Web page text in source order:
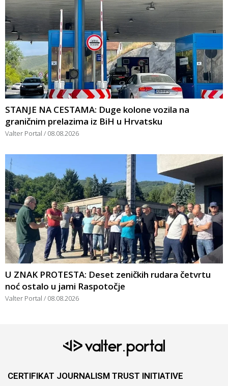
STANJE NA CESTAMA: Duge kolone vozila na
graničnim prelazima iz BiH u Hrvatsku
Valter Portal 08.08.2026
U ZNAK PROTESTA: Deset zeničkih rudara četvrtu
noć ostalo u jami Raspotočje
Valter Portal 08.08.2026
CERTIFIKAT JOURNALISM TRUST INITIATIVE